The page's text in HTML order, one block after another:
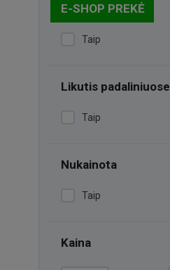
E-SHOP PREKĖ
Taip
Likutis padaliniuose
Taip
Nukainota
Taip
Kaina